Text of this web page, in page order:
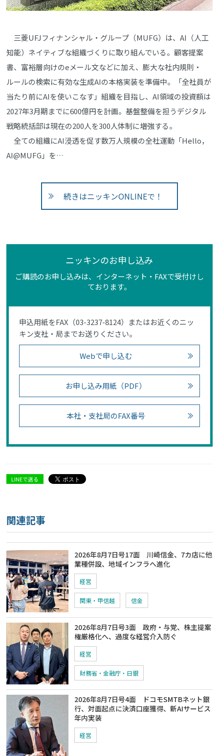
三菱UFJフィナンシャル・グループ（MUFG）は、AI（人工
知能）ネイティブな組織づくりに取り組んでいる。顧客提案
書、富裕層向けのeメール文などに加え、膨大な社内規則・
ルールの検索に有効な生成AIの本格実装を準備中。「全社員が
当たり前にAIを使いこなす」組織を目指し、AI領域の投資額は
2027年3月期までに600億円を計画。基盤整備を担うデジタル
戦略統括部は現在の200人を300人体制に増強する。
全ての組織にAI浸透を促す数万人規模の全社運動「Hello，
AI@MUFG」を…
続きはニッキンONLINEで！
ニッキンのお申し込み
ご購読のお申し込みは、インターネット・FAXで受付けし
ております。
申込用紙をFAX（03-3237-8124）またはお近くのニッ
キン支社・局までお送りください。
Webで申し込む
お申し込み用紙（PDF）
本社・支社局のFAX番号
LINEで送る
関連記事
2026年8月7日号17面 川崎信金、7カ店に他
業種併設、地域インフラへ進化
経営
関東・甲信越 信金
2026年8月7日号3面 政府・与党、株主提案
権厳格化へ、過度な経営介入防ぐ
経営
財務省・金融庁・日銀
2026年8月7日号4面 ドコモSMTBネット銀
行、対面起点に決済口座獲得、新AIサービス
年内実装
経営